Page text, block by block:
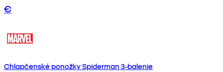
€
Chlapčenské ponožky Spiderman 3-balenie